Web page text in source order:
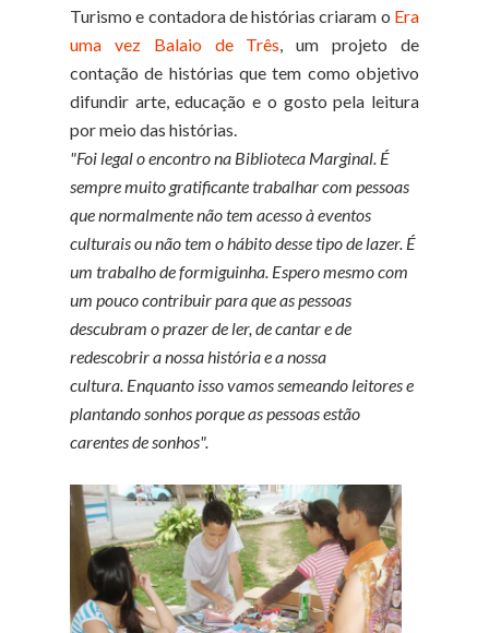
Turismo e contadora de histórias criaram o Era
uma vez Balaio de Três, um projeto de
contação de histórias que tem como objetivo
difundir arte, educação e o gosto pela leitura
por meio das histórias.
"Foi legal o encontro na Biblioteca Marginal. É
sempre muito gratificante trabalhar com pessoas
que normalmente não tem acesso à eventos
culturais ou não tem o hábito desse tipo de lazer. É
um trabalho de formiguinha. Espero mesmo com
um pouco contribuir para que as pessoas
descubram o prazer de ler, de cantar e de
redescobrir a nossa história e a nossa
cultura. Enquanto isso vamos semeando leitores e
plantando sonhos porque as pessoas estão
carentes de sonhos".